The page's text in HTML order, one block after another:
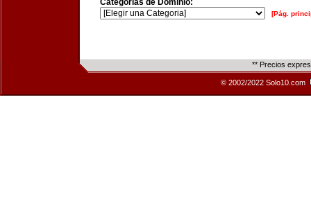
Categorías de Dominio:
[Pág.
** Precios
© 2002/2022 Solo10.com